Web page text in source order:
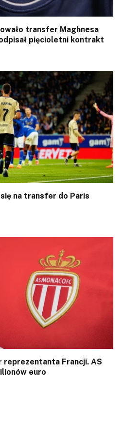
transfer Maghnesa
pięcioletni kontrakt
na transfer do Paris
reprezentanta Francji. AS
euro